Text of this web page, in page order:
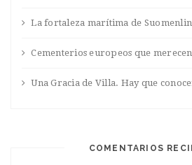
La fortaleza marítima de
Cementerios europeos que
Una Gracia de Villa. Hay que
COMENTARIOS